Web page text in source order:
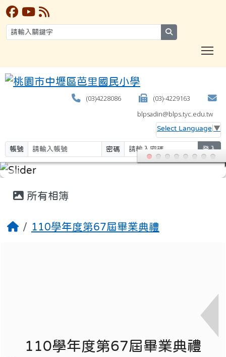
(03)4228086
(03)-4229163
blpsadin@blps.tyc.edu.tw
Select Language ▼
帳號 密碼 登入
所有相簿
110學年度第67屆畢業典禮
110學年度第67屆畢業典禮